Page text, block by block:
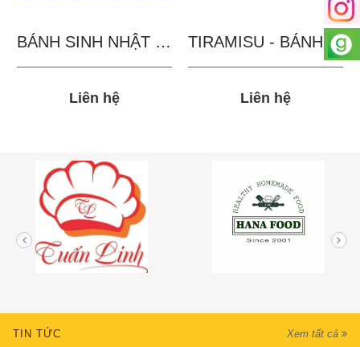
BÁNH SINH NHẬT IN...
Liên hệ
TIRAMISU - BÁNH TẶNG...
Liên hệ
TIN TỨC Xem tất cả